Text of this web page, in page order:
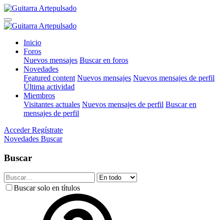
Inicio
Foros
Nuevos mensajes Buscar en foros
Novedades
Featured content Nuevos mensajes Nuevos mensajes de perfil
Última actividad
Miembros
Visitantes actuales Nuevos mensajes de perfil Buscar en
mensajes de perfil
Acceder Regístrate
Novedades Buscar
Buscar
Buscar solo en títulos